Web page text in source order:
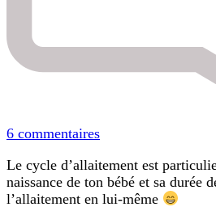
6 commentairessur
cycle
d’allaitement
–
Le cycle d’allaitement est
naissance de ton bébé et sa durée
l’allaitement en lui-même